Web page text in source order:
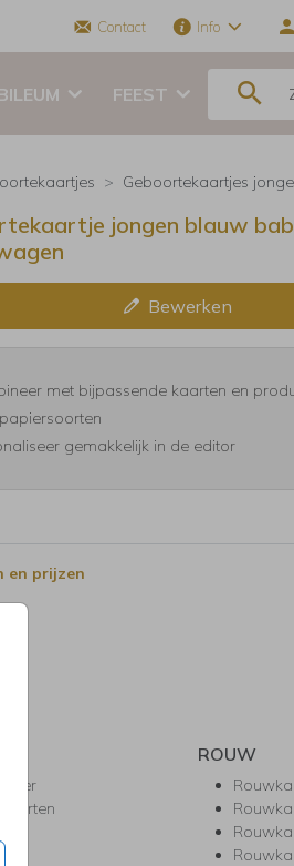
Contact Info
FEEST
Geboortekaartjes
jongen blauw
Bewerken
met bijpassende kaarten en
gemakkelijk in de editor
en prijzen
ROUW